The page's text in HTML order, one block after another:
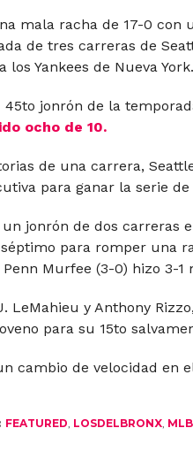
mala racha de 17-0 con
de tres carreras de
Yankees de Nueva York.
jonrón de la
ocho de 10.
de una carrera,
para ganar la serie
un jonrón de dos carreras
séptimo para romper una
Murfee (3-0) hizo 3-
LeMahieu y Anthony
para su 15to
cambio de velocidad en
FEATURED, LOSDELBRONX, MLB